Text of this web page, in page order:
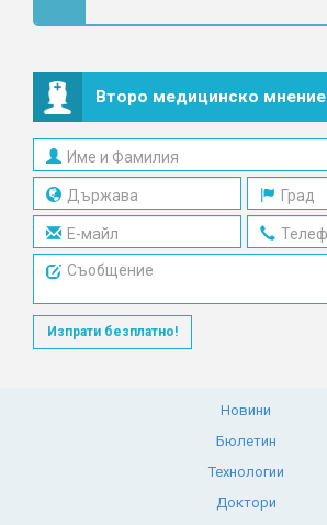
Второ медицинско мнение
Изпрати безплатно!
Новини
Бюлетин
Технологии
Доктори